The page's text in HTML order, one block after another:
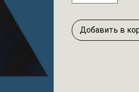
Добавить в